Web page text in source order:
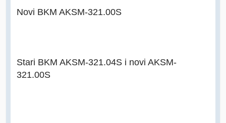
Novi BKM AKSM-321.00S
Stari BKM AKSM-321.04S i novi AKSM-
321.00S